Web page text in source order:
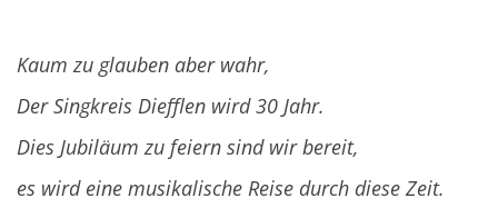
Kaum zu glauben aber wahr,
Der Singkreis Diefflen wird 30 Jahr.
Dies Jubiläum zu feiern sind wir bereit,
es wird eine musikalische Reise durch diese Zeit.